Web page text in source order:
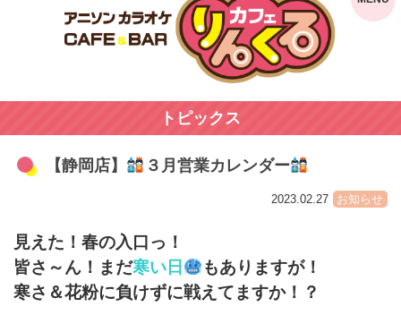
トピックス
【静岡店】 ３月営業カレンダー
2023.02.27 お知らせ
見えた！春の入口っ！
皆さ～ん！まだ寒い日
もありますが！
寒さ＆花粉に負けずに戦えてますか！？